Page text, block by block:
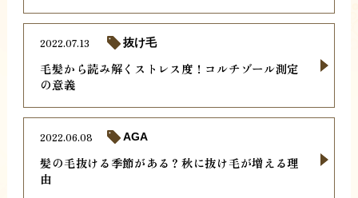
毛髪から読み解くストレス度！コルチゾール測定
の意義
2022.07.13 抜け毛
髪の毛抜ける季節がある？秋に抜け毛が増える理
由
2022.06.08 AGA